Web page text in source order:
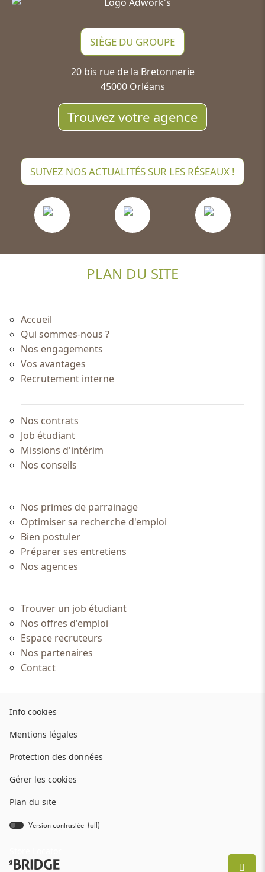
SIÈGE DU GROUPE
20 bis rue de la Bretonnerie
45000 Orléans
Trouvez votre agence
SUIVEZ NOS ACTUALITÉS SUR LES RÉSEAUX !
PLAN DU SITE
Accueil
Qui sommes-nous ?
Nos engagements
Vos avantages
Recrutement interne
Nos contrats
Job étudiant
Missions d'intérim
Nos conseils
Nos primes de parrainage
Optimiser sa recherche d'emploi
Bien postuler
Préparer ses entretiens
Nos agences
Trouver un job étudiant
Nos offres d'emploi
Espace recruteurs
Nos partenaires
Contact
Info cookies
une
fenêtre)
Mentions légales
une
Protection des données
Gérer les cookies
Plan du site
Version contrastée (off)
(ouvre